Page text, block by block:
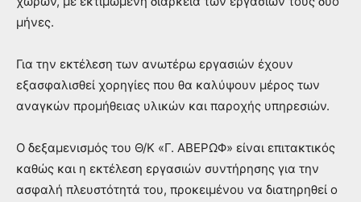
μήνες.
Για την εκτέλεση των ανωτέρω εργασιών έχουν
εξασφαλισθεί χορηγίες που θα καλύψουν μέρος των
αναγκών προμήθειας υλικών και παροχής υπηρεσιών.
Ο δεξαμενισμός του Θ/Κ «Γ. ΑΒΕΡΩΦ» είναι επιτακτικός
καθώς και η εκτέλεση εργασιών συντήρησης για την
ασφαλή πλευστότητά του, προκειμένου να διατηρηθεί ο